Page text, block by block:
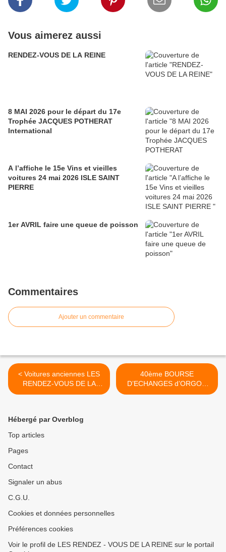
Vous aimerez aussi
RENDEZ-VOUS DE LA REINE
8 MAI 2026 pour le départ du 17e
Trophée JACQUES POTHERAT
International
A l’affiche le 15e Vins et vieilles
voitures 24 mai 2026 ISLE SAINT
PIERRE
1er AVRIL faire une queue de poisson
Commentaires
Ajouter un commentaire
< Voitures anciennes LES
RENDEZ-VOUS DE LA
REINE en Camargue -
2016
40ème BOURSE
D’ECHANGES d’ORGON
(13) >
Hébergé par Overblog
Top articles
Pages
Contact
Signaler un abus
C.G.U.
Cookies et données personnelles
Préférences cookies
Voir le profil de LES RENDEZ - VOUS DE LA REINE sur le portail